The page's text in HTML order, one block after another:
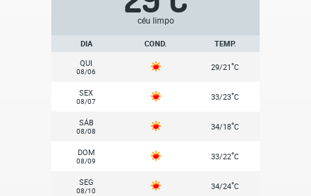
céu limpo
DIA COND.
TEMP.
QUI
08/06 29/21°C
SEX
08/07 33/23°C
SÁB
08/08 34/18°C
DOM
08/09 33/22°C
SEG
08/10 34/24°C